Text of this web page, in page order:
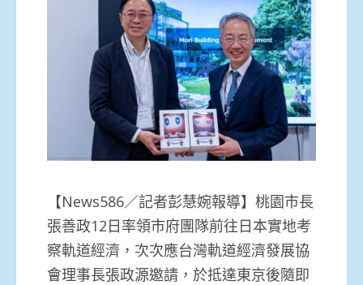
【News586／記者彭慧婉報導】桃園市長
張善政12日率領市府團隊前往日本實地考
察軌道經濟，次次應台灣軌道經濟發展協
會理事長張政源邀請，於抵達東京後隨即